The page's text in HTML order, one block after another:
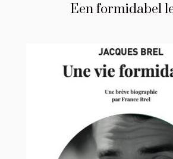
Een formidabel